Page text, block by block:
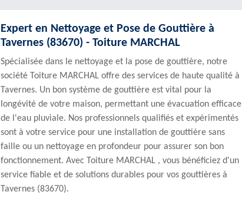
Expert en Nettoyage et Pose de Gouttière à
Tavernes (83670) - Toiture MARCHAL
Spécialisée dans le nettoyage et la pose de gouttière, notre
société Toiture MARCHAL offre des services de haute qualité à
Tavernes. Un bon système de gouttière est vital pour la
longévité de votre maison, permettant une évacuation efficace
de l'eau pluviale. Nos professionnels qualifiés et expérimentés
sont à votre service pour une installation de gouttière sans
faille ou un nettoyage en profondeur pour assurer son bon
fonctionnement. Avec Toiture MARCHAL , vous bénéficiez d'un
service fiable et de solutions durables pour vos gouttières à
Tavernes (83670).